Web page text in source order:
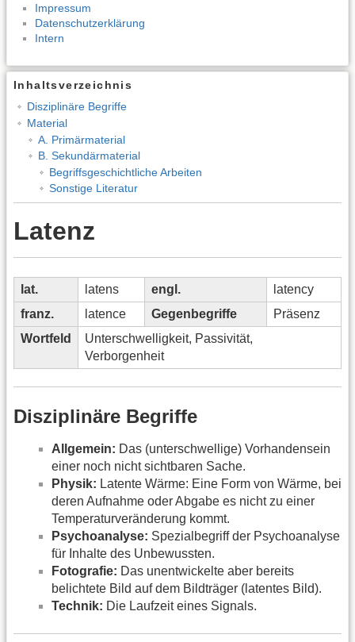
Impressum
Datenschutzerklärung
Intern
Inhaltsverzeichnis
Disziplinäre Begriffe
Material
A. Primärmaterial
B. Sekundärmaterial
Begriffsgeschichtliche Arbeiten
Sonstige Literatur
Latenz
lat. latens engl.
latency
franz.
latence Gegenbegriffe
Präsenz
Wortfeld
Unterschwelligkeit, Passivität,
Verborgenheit
Disziplinäre Begriffe
Allgemein: Das (unterschwellige) Vorhandensein
einer noch nicht sichtbaren Sache.
Physik: Latente Wärme: Eine Form von Wärme, bei
deren Aufnahme oder Abgabe es nicht zu einer
Temperaturveränderung kommt.
Psychoanalyse: Spezialbegriff der Psychoanalyse
für Inhalte des Unbewussten.
Fotografie: Das unentwickelte aber bereits
belichtete Bild auf dem Bildträger (latentes Bild).
Technik: Die Laufzeit eines Signals.